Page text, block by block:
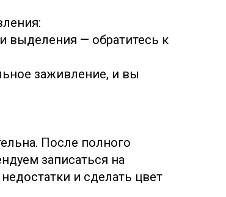
выделения — обратитесь к
заживление, и вы
После полного
записаться на
и сделать цвет